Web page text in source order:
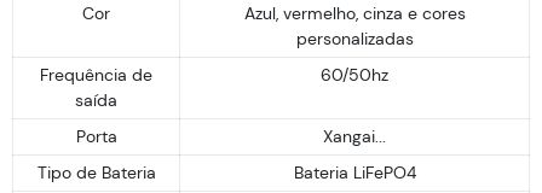
Cor
Azul, vermelho, cinza e cores
personalizadas
Frequência de
saída
60/50hz
Porta
Xangai...
Tipo de Bateria
Bateria LiFePO4